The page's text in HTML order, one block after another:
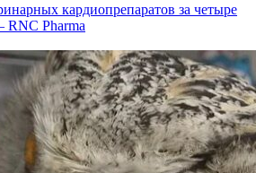
кардиопрепаратов за четыре
RNC Pharma